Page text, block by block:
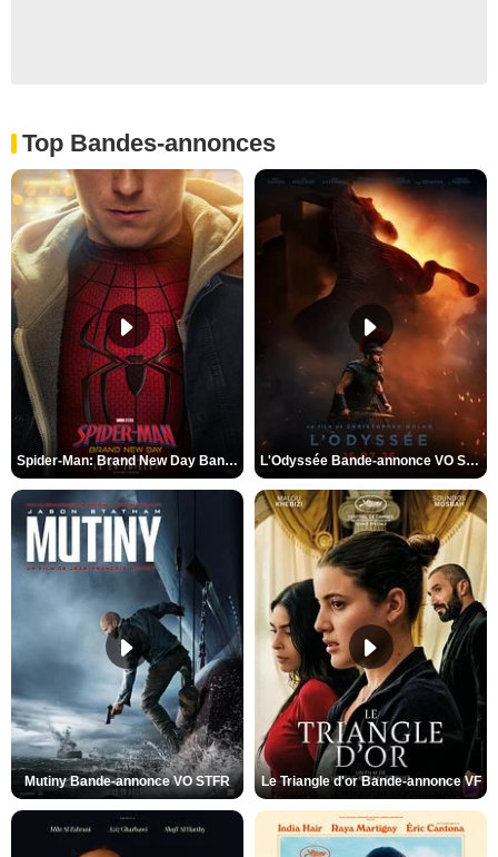
Top Bandes-annonces
Spider-Man: Brand New Day Bande-annonce VO STFR L'Odyssée Bande-annonce VO STFR
Mutiny Bande-annonce VO STFR Le Triangle d'or Bande-annonce VF